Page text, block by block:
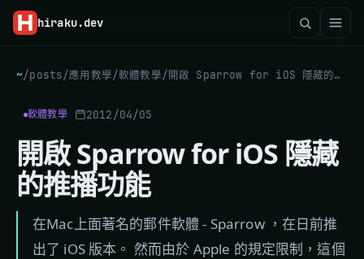
hiraku.dev
~/posts/應用教學/軟體教學/ 開啟 Sparrow for iOS 隱藏的推播功能
軟體教學 2012/04/05
開啟 Sparrow for iOS 隱藏
的推播功能
在Mac上面著名的郵件軟體 - Sparrow ，在日前推
出了 iOS 版本。 然而由於 Apple 的規定限制，這個